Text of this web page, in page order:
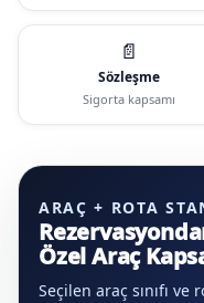
📄
Sözleşme
Sigorta kapsamı
ARAÇ + ROTA
Özel Araç
Seçilen araç sınıfı